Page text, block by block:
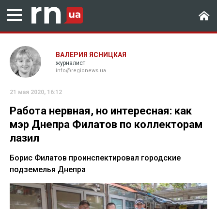
ВАЛЕРИЯ ЯСНИЦКАЯ
журналист
info@regionews.ua
21 мая 2020, 16:12
Работа нервная, но интересная: как
мэр Днепра Филатов по коллекторам
лазил
Борис Филатов проинспектировал городские
подземелья Днепра